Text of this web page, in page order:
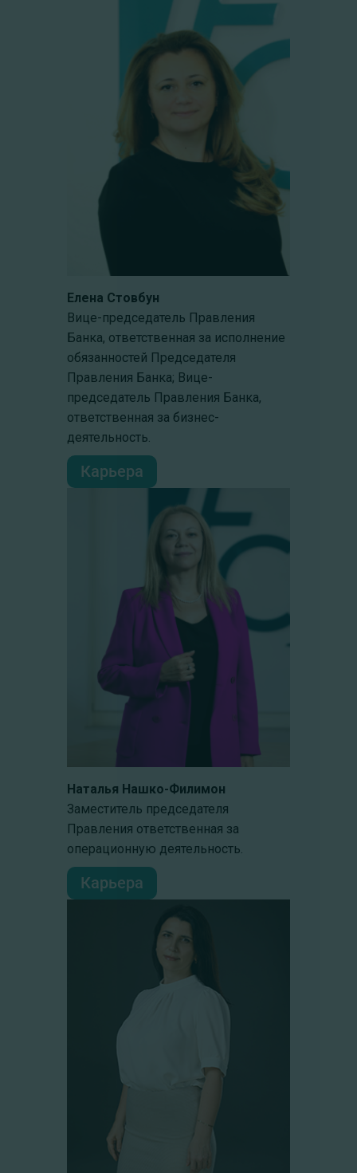
Елена Стовбун
Вице-председатель Правления
Банка, ответственная за исполнение
обязанностей Председателя
Правления Банка; Вице-
председатель Правления Банка,
ответственная за бизнес-
деятельность.
Карьера
Наталья Нашко-Филимон
Заместитель председателя
Правления ответственная за
операционную деятельность.
Карьера